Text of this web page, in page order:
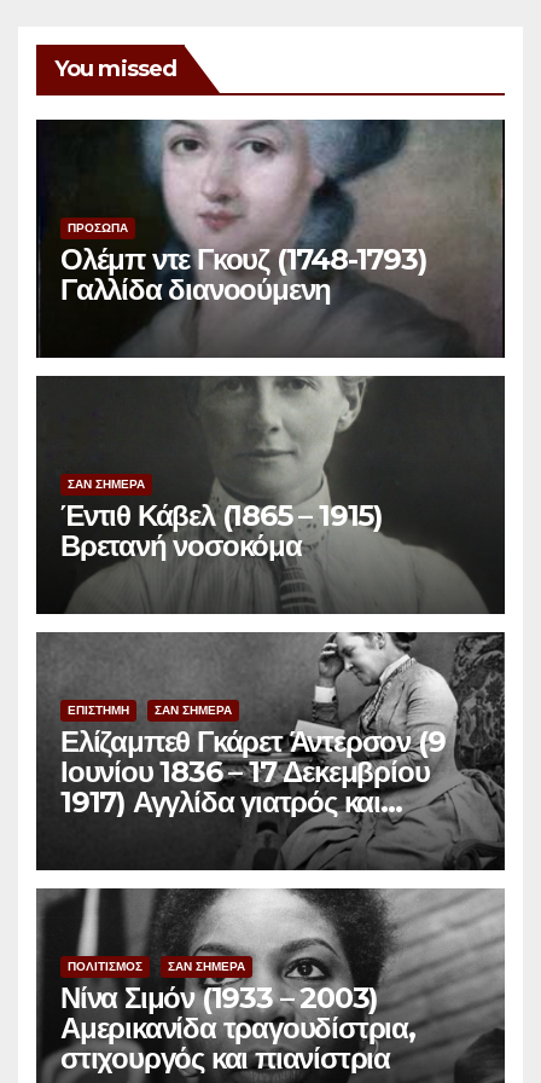
You missed
ΠΡΟΣΩΠΑ
Ολέμπ ντε Γκουζ (1748-1793)
Γαλλίδα διανοούμενη
ΣΑΝ ΣΗΜΕΡΑ
Έντιθ Κάβελ (1865 – 1915)
Βρετανή νοσοκόμα
ΕΠΙΣΤΗΜΗ ΣΑΝ ΣΗΜΕΡΑ
Ελίζαμπεθ Γκάρετ Άντερσον (9
Ιουνίου 1836 – 17 Δεκεμβρίου
1917) Αγγλίδα γιατρός και
ΠΟΛΙΤΙΣΜΟΣ ΣΑΝ ΣΗΜΕΡΑ
Νίνα Σιμόν (1933 – 2003)
Αμερικανίδα τραγουδίστρια,
στιχουργός και πιανίστρια